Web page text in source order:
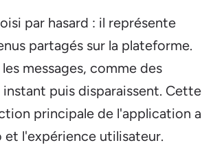
par hasard : il représente
partagés sur la plateforme.
messages, comme des
puis disparaissent. Cette
principale de l'application a
l'expérience utilisateur.